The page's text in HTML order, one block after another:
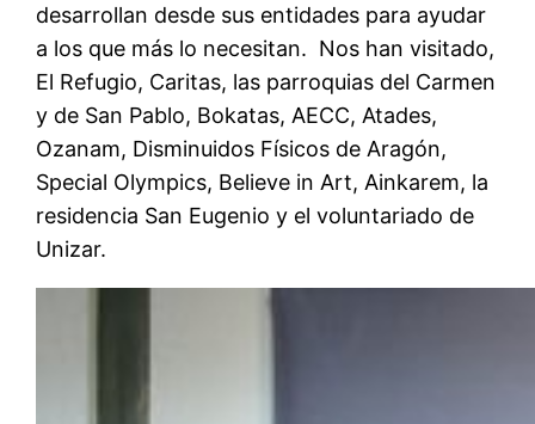
desarrollan desde sus entidades para ayudar
a los que más lo necesitan. Nos han visitado,
El Refugio, Caritas, las parroquias del Carmen
y de San Pablo, Bokatas, AECC, Atades,
Ozanam, Disminuidos Físicos de Aragón,
Special Olympics, Believe in Art, Ainkarem, la
residencia San Eugenio y el voluntariado de
Unizar.